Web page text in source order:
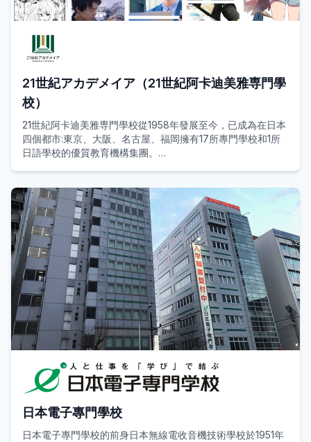
21世紀アカデメイア（21世紀阿卡迪美雅専門學
校）
21世紀阿卡迪美雅専門學校從1958年發展至今，已成為在日本
四個都市:東京、大阪、名古屋、福岡擁有17所專門學校和1所
日語學校的優質教育機構集團。
與技術能力，在職業生涯上提供最大程度的幫助，在生活上給
與最大限度的滿足。集團以學園的繁榮、教職員的幸福、對社
會的貢獻為目標，不僅引入了行業最新設備，擁有眾多實踐教
室，且師資雄厚，能為學生提供優良的教學環境。如今經過50
多年的發展，21世紀阿卡迪美雅専門學校已經發展成為了一個
由1萬人以上的學生和1千人左右的教師組成的以擁有廣泛專業
為特色、就業率高，為多領域培養了眾多優秀實踐人才的專門
院校。其中在各行業領頭公司，如豐田汽車、三菱產業、日本
電視臺、香格里拉酒店、全日空、資生堂等就職的畢業生不計
其數。
設有：設計類（平面設計、影像設計、插畫、漫畫插畫、漫
畫、動漫、遊戲綜合、商品設計、室內設計、建築設計、時尚
美甲），娛樂類（攝影、廣播電視、特效化妝、廣告出版・演
藝、音樂綜合、舞臺藝術、聲優），商務類（經營綜合、IT商
類（酒店、旅遊、觀光商業、航空服務、咖啡服務、婚宴、鐵
路服務、葬禮企劃、外語交流）等學科。
日本電子專門學校
日本電子專門學校的前身日本無線電收音機技術學校於1951年